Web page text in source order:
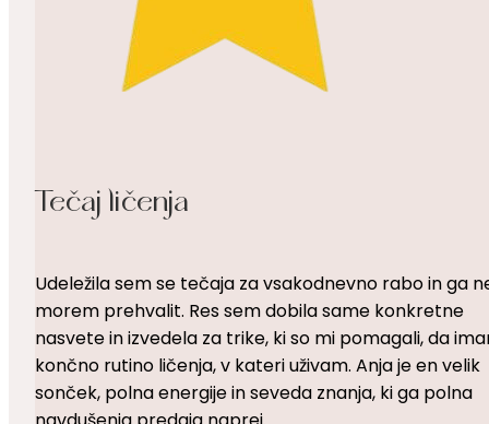
Tečaj ličenja
Udeležila sem se tečaja za vsakodnevno rabo in ga
morem prehvalit. Res sem dobila same konkretne
nasvete in izvedela za trike, ki so mi pomagali, da
končno rutino ličenja, v kateri uživam. Anja je en velik
sonček, polna energije in seveda znanja, ki ga polna